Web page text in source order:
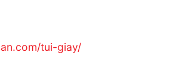
tui-giay/